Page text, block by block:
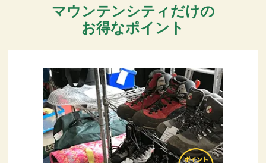
マウンテンシティだけの
お得なポイント